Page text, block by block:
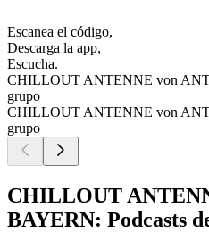
Escanea el código,
Descarga la app,
Escucha.
CHILLOUT ANTENNE von
grupo
CHILLOUT ANTENNE von
grupo
CHILLOUT
BAYERN: Podcasts